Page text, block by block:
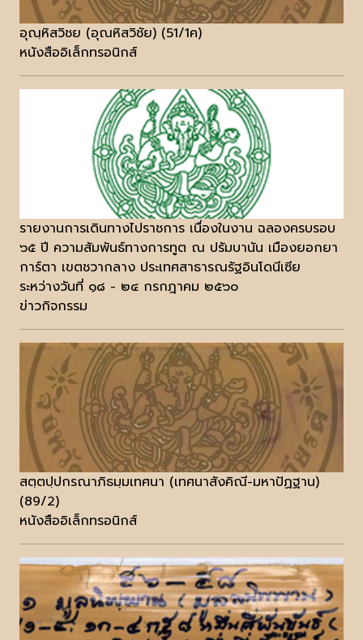
อุณฺหิสวิชย (อุณหิสวิชัย) (51/1ค)
หนังสืออิเล็กทรอนิกส์
รายงานการเดินทางไปราชการ เนื่องในงาน ฉลองครบรอบ
๖๕ ปี ความสัมพันธ์ทางการทูต ณ ปรัมบานัน เมืองยอกยา
การ์ตา เขตชวากลาง ประเทศสาธารณรัฐอินโดนีเซีย
ระหว่างวันที่ ๑๘ - ๒๔ กรกฎาคม ๒๕๖๐
ข่าวกิจกรรม
สตฺตปฺปกรณาภิธมฺมเทศนา (เทศนาสังคิณี-มหาปัฏฐาน)
(89/2)
หนังสืออิเล็กทรอนิกส์